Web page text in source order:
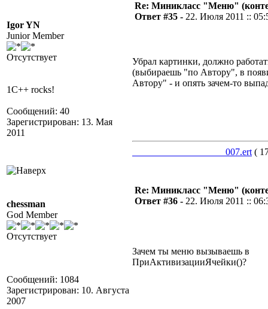
Igor YN
Junior Member
Отсутствует
1C++ rocks!
Сообщений: 40
Зарегистрирован: 13. Мая
2011
Re: Миникласс "Меню"
Ответ #35 - 22. Июля 2011 ::
Убрал картинки, должно
(выбираешь "по Автору", в
Автору" - и опять зачем-то
___________________007.ert (
chessman
God Member
Отсутствует
Сообщений: 1084
Зарегистрирован: 10. Августа
2007
Re: Миникласс "Меню"
Ответ #36 - 22. Июля 2011 ::
Зачем ты меню вызываешь в
ПриАктивизацииЯчейки()?